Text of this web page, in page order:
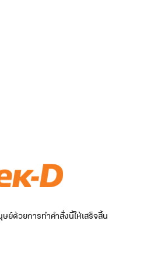
ย์ด้วยการทำคำสั่งนี้ให้เสร็จสิ้น